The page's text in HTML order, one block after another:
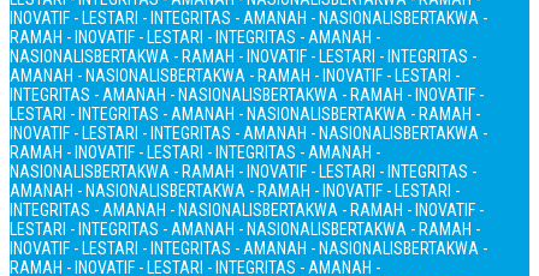
INOVATIF - LESTARI - INTEGRITAS - AMANAH - NASIONALISBERTAKWA -
RAMAH - INOVATIF - LESTARI - INTEGRITAS - AMANAH -
NASIONALISBERTAKWA - RAMAH - INOVATIF - LESTARI - INTEGRITAS -
AMANAH - NASIONALISBERTAKWA - RAMAH - INOVATIF - LESTARI -
INTEGRITAS - AMANAH - NASIONALISBERTAKWA - RAMAH - INOVATIF -
LESTARI - INTEGRITAS - AMANAH - NASIONALISBERTAKWA - RAMAH -
INOVATIF - LESTARI - INTEGRITAS - AMANAH - NASIONALISBERTAKWA -
RAMAH - INOVATIF - LESTARI - INTEGRITAS - AMANAH -
NASIONALISBERTAKWA - RAMAH - INOVATIF - LESTARI - INTEGRITAS -
AMANAH - NASIONALISBERTAKWA - RAMAH - INOVATIF - LESTARI -
INTEGRITAS - AMANAH - NASIONALISBERTAKWA - RAMAH - INOVATIF -
LESTARI - INTEGRITAS - AMANAH - NASIONALISBERTAKWA - RAMAH -
INOVATIF - LESTARI - INTEGRITAS - AMANAH - NASIONALISBERTAKWA -
RAMAH - INOVATIF - LESTARI - INTEGRITAS - AMANAH -